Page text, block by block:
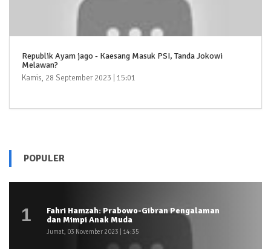
Republik Ayam jago - Kaesang Masuk PSI, Tanda Jokowi
Melawan?
Kamis, 28 September 2023 | 15:01
POPULER
1
Fahri Hamzah: Prabowo-Gibran Pengalaman
dan Mimpi Anak Muda
Jumat, 03 November 2023 | 14:35